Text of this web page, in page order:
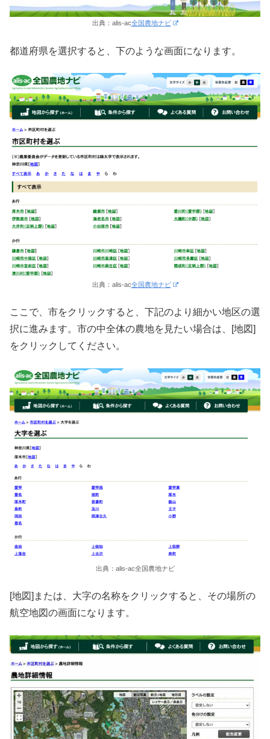
出典：alis-ac全国農地ナビ
都道府県を選択すると、下のような画面になります。
出典：alis-ac全国農地ナビ
ここで、市をクリックすると、下記のより細かい地区の選
択に進みます。市の中全体の農地を見たい場合は、[地図]
をクリックしてください。
出典：alis-ac全国農地ナビ
[地図]または、大字の名称をクリックすると、その場所の
航空地図の画面になります。